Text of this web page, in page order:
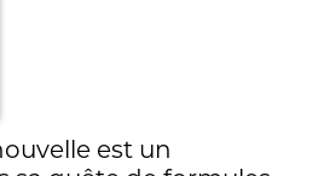
est un